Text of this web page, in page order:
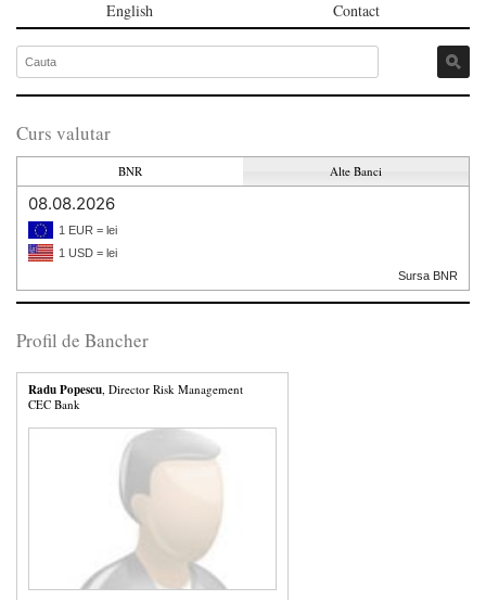
English Contact
Curs valutar
BNR Alte Banci
08.08.2026
1 EUR = lei
1 USD = lei
Sursa BNR
Profil de Bancher
Radu Popescu, Director Risk Management
CEC Bank